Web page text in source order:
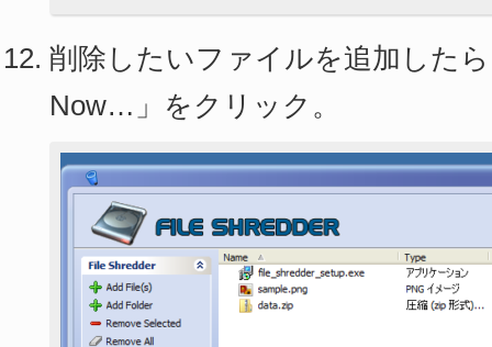
削除したいファイルを追加した
Now…」をクリック。